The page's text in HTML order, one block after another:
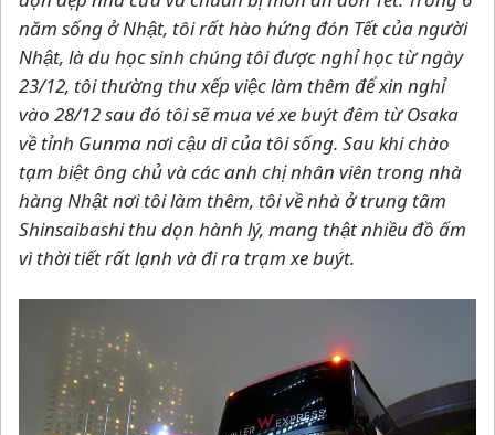
năm sống ở Nhật, tôi rất hào hứng đón Tết của người
Nhật, là du học sinh chúng tôi được nghỉ học từ ngày
23/12, tôi thường thu xếp việc làm thêm để xin nghỉ
vào 28/12 sau đó tôi sẽ mua vé xe buýt đêm từ Osaka
về tỉnh Gunma nơi cậu dì của tôi sống. Sau khi chào
tạm biệt ông chủ và các anh chị nhân viên trong nhà
hàng Nhật nơi tôi làm thêm, tôi về nhà ở trung tâm
Shinsaibashi thu dọn hành lý, mang thật nhiều đồ ấm
vì thời tiết rất lạnh và đi ra trạm xe buýt.